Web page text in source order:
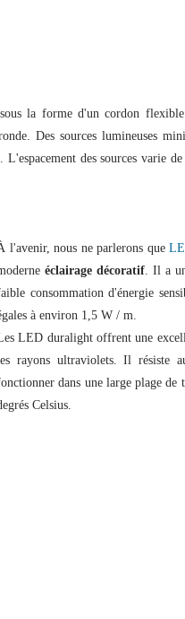
la forme d'un cordon
Des sources lumineuses
L'espacement des sources varie
l'avenir, nous ne parlerons que
éclairage décoratif. Il a
consommation d'énergie
à environ 1,5 W / m.
LED duralight offrent une
rayons ultraviolets. Il résiste
dans une large plage de
Celsius.